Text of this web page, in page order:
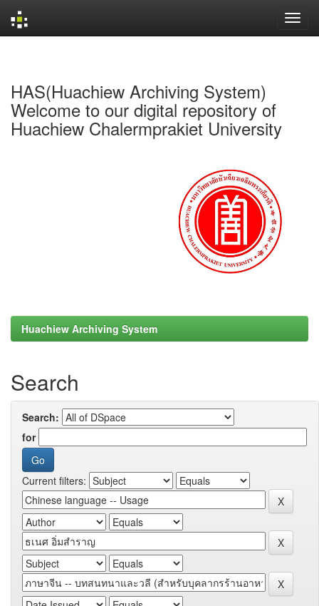
HAS(Huachiew Archiving System)
Welcome to our digital repository of
Huachiew Chalermprakiet University
Huachiew Archiving System
Search
Search:
for
Current filters: